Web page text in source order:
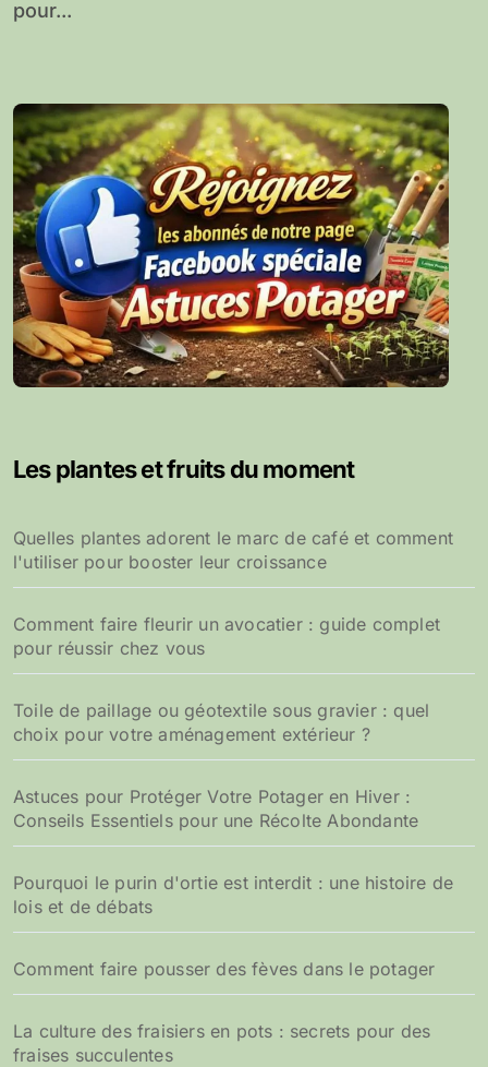
pour...
Les plantes et fruits du moment
Quelles plantes adorent le marc de café et comment
l'utiliser pour booster leur croissance
Comment faire fleurir un avocatier : guide complet
pour réussir chez vous
Toile de paillage ou géotextile sous gravier : quel
choix pour votre aménagement extérieur ?
Astuces pour Protéger Votre Potager en Hiver :
Conseils Essentiels pour une Récolte Abondante
Pourquoi le purin d'ortie est interdit : une histoire de
lois et de débats
Comment faire pousser des fèves dans le potager
La culture des fraisiers en pots : secrets pour des
fraises succulentes